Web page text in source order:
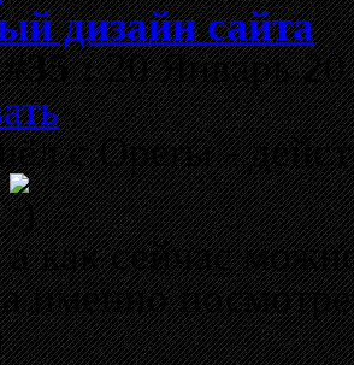
дизайн сайта
:20 Январь
с Operы -
как сейчас
именно